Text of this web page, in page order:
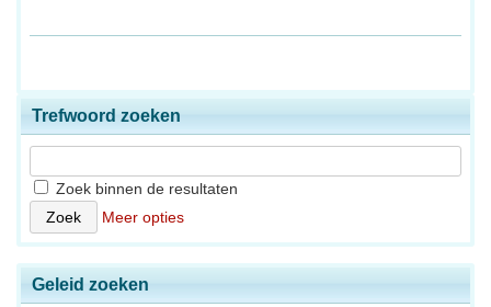
Trefwoord zoeken
Zoek binnen de resultaten
Meer opties
Geleid zoeken